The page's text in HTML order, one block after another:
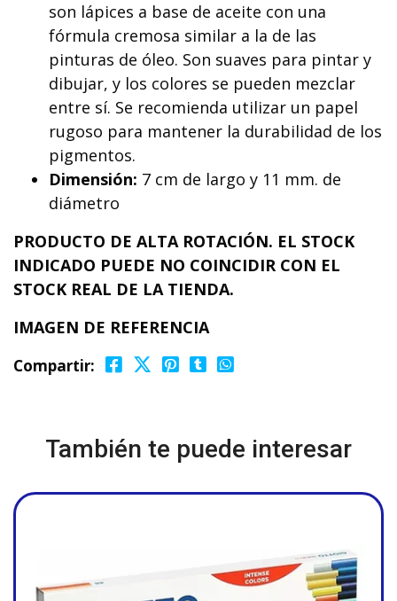
son lápices a base de aceite con una
fórmula cremosa similar a la de las
pinturas de óleo. Son suaves para pintar y
dibujar, y los colores se pueden mezclar
entre sí. Se recomienda utilizar un papel
rugoso para mantener la durabilidad de los
pigmentos.
Dimensión: 7 cm de largo y 11 mm. de
diámetro
PRODUCTO DE ALTA ROTACIÓN. EL STOCK
INDICADO PUEDE NO COINCIDIR CON EL
STOCK REAL DE LA TIENDA.
IMAGEN DE REFERENCIA
Compartir:
También te puede interesar